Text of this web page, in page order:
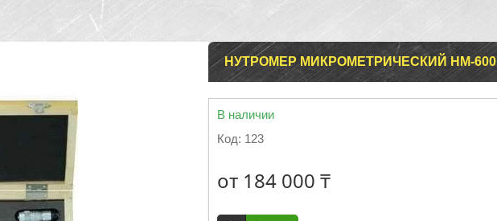
НУТРОМЕР МИКРОМЕТРИЧЕСКИЙ НМ-600
В наличии
Код: 123
от 184 000 ₸